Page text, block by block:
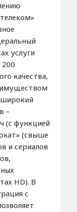
услуги
качества,
широкий
–
(с функцией
(свыше
и сериалов
HD). В
с